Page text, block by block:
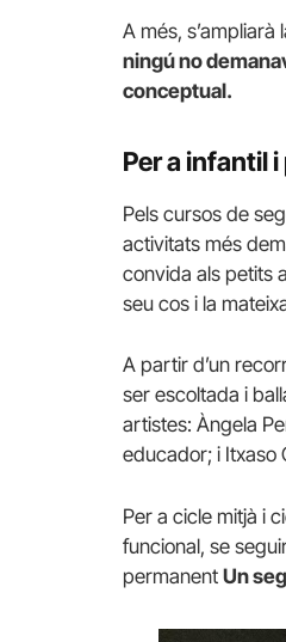
A més,
ningú no
conceptual.
Per a infantil
Pels cursos de
activitats més
convida als petits
seu cos i la
A partir d’un
ser escoltada i
artistes: Àngela
educador; i Itxaso
Per a cicle mitjà i
funcional, se
permanent Un